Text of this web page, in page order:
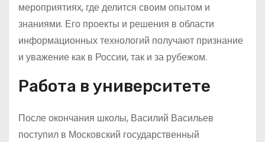
мероприятиях, где делится своим опытом и
знаниями. Его проекты и решения в области
информационных технологий получают признание
и уважение как в России, так и за рубежом.
Работа в университете
После окончания школы, Василий Васильев
поступил в Московский государственный